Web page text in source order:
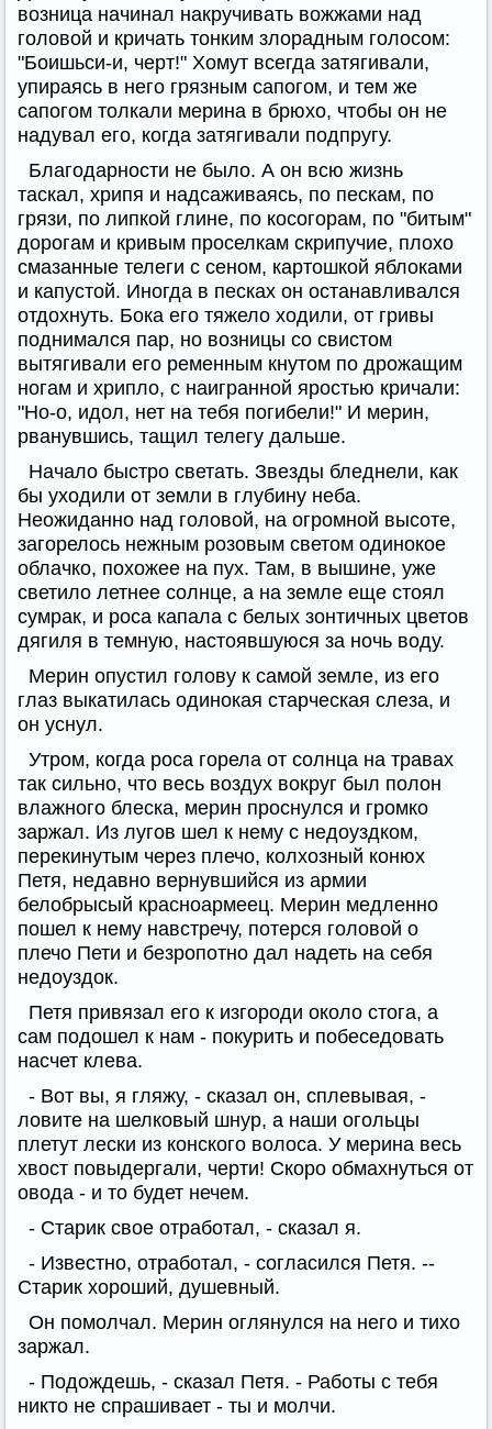
возница начинал накручивать вожжами над
головой и кричать тонким злорадным голосом:
"Боишьси-и, черт!" Хомут всегда затягивали,
упираясь в него грязным сапогом, и тем же
сапогом толкали мерина в брюхо, чтобы он не
надувал его, когда затягивали подпругу.
Благодарности не было. А он всю жизнь
таскал, хрипя и надсаживаясь, по пескам, по
грязи, по липкой глине, по косогорам, по "битым"
дорогам и кривым проселкам скрипучие, плохо
смазанные телеги с сеном, картошкой яблоками
и капустой. Иногда в песках он останавливался
отдохнуть. Бока его тяжело ходили, от гривы
поднимался пар, но возницы со свистом
вытягивали его ременным кнутом по дрожащим
ногам и хрипло, с наигранной яростью кричали:
"Но-о, идол, нет на тебя погибели!" И мерин,
рванувшись, тащил телегу дальше.
Начало быстро светать. Звезды бледнели, как
бы уходили от земли в глубину неба.
Неожиданно над головой, на огромной высоте,
загорелось нежным розовым светом одинокое
облачко, похожее на пух. Там, в вышине, уже
светило летнее солнце, а на земле еще стоял
сумрак, и роса капала с белых зонтичных цветов
дягиля в темную, настоявшуюся за ночь воду.
Мерин опустил голову к самой земле, из его
глаз выкатилась одинокая старческая слеза, и
он уснул.
Утром, когда роса горела от солнца на травах
так сильно, что весь воздух вокруг был полон
влажного блеска, мерин проснулся и громко
заржал. Из лугов шел к нему с недоуздком,
перекинутым через плечо, колхозный конюх
Петя, недавно вернувшийся из армии
белобрысый красноармеец. Мерин медленно
пошел к нему навстречу, потерся головой о
плечо Пети и безропотно дал надеть на себя
недоуздок.
Петя привязал его к изгороди около стога, а
сам подошел к нам - покурить и побеседовать
насчет клева.
- Вот вы, я гляжу, - сказал он, сплевывая, -
ловите на шелковый шнур, а наши огольцы
плетут лески из конского волоса. У мерина весь
хвост повыдергали, черти! Скоро обмахнуться от
овода - и то будет нечем.
- Старик свое отработал, - сказал я.
- Известно, отработал, - согласился Петя. --
Старик хороший, душевный.
Он помолчал. Мерин оглянулся на него и тихо
заржал.
- Подождешь, - сказал Петя. - Работы с тебя
никто не спрашивает - ты и молчи.